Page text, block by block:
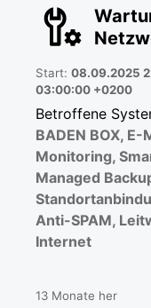
Start: 08.09.2025
03:00:00 +0200
Betroffene
BADEN BOX,
Monitoring,
Managed
Anti-SPAM,
Internet
13 Monate her